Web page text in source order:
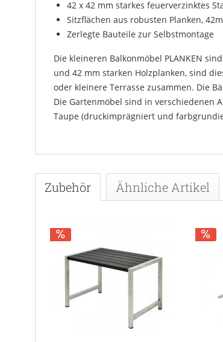
42 x 42 mm starkes feuerverzinktes
Sitzflächen aus robusten Planken,
Zerlegte Bauteile zur Selbstmontage
Die kleineren Balkonmöbel PLANKEN
und 42 mm starken Holzplanken, sind
oder kleinere Terrasse zusammen. Die
Die Gartenmöbel sind in verschiedenen
Taupe (druckimprägniert und
Zubehör Ähnliche Artikel